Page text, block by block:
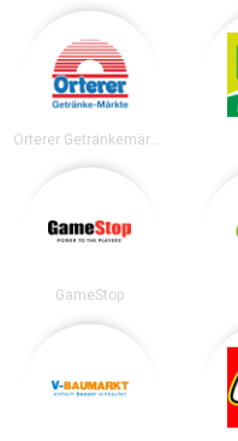
GameStop